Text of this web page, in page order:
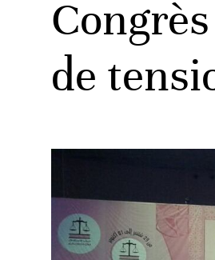
de